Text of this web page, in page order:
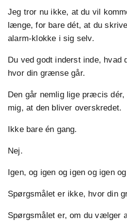
Jeg tror nu ikke, at du vil
længe, for bare dét, at du
alarm-klokke i sig selv.
Du ved godt inderst inde, hvad
hvor din grænse går.
Den går nemlig lige præcis
mig, at den bliver overskredet.
Ikke bare én gang.
Nej.
Igen, og igen og igen og igen
Spørgsmålet er ikke, hvor din
Spørgsmålet er, om du vælger